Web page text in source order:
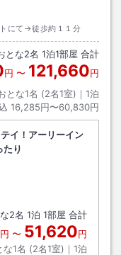
にて→徒歩約１１分
とな2名 1泊1部屋 合計
円 〜 121,660円
とな1名 (2名1室)｜ 1泊
16,285円〜60,830円
イ！アーリーイン
たり
2名 1泊 1部屋 合計
円 〜 51,620円
な1名 (2名1室)｜ 1泊